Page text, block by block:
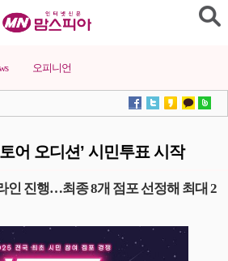
오피니언
어 오디션’ 시민투표 시작
인 진행…최종 8개 점포 선정해 최대 2